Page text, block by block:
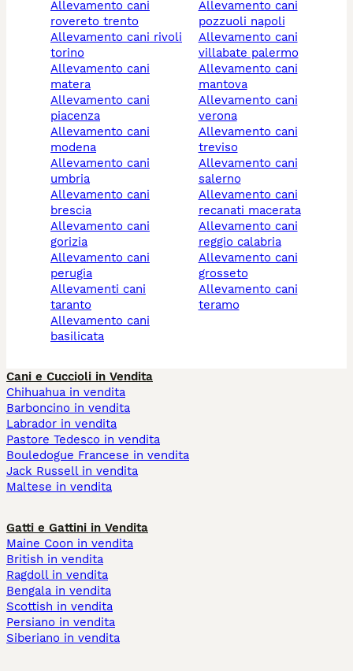
allevamento cani
rovereto trento
allevamento cani rivoli
torino
allevamento cani
matera
allevamento cani
piacenza
allevamento cani
modena
allevamento cani
umbria
allevamento cani
brescia
allevamento cani
gorizia
allevamento cani
perugia
allevamenti cani
taranto
allevamento cani
basilicata
allevamento cani
pozzuoli napoli
allevamento cani
villabate palermo
allevamento cani
mantova
allevamento cani
verona
allevamento cani
treviso
allevamento cani
salerno
allevamento cani
recanati macerata
allevamento cani
reggio calabria
allevamento cani
grosseto
allevamento cani
teramo
Cani e Cuccioli in Vendita
Chihuahua in vendita
Barboncino in vendita
Labrador in vendita
Pastore Tedesco in vendita
Bouledogue Francese in vendita
Jack Russell in vendita
Maltese in vendita
Gatti e Gattini in Vendita
Maine Coon in vendita
British in vendita
Ragdoll in vendita
Bengala in vendita
Scottish in vendita
Persiano in vendita
Siberiano in vendita